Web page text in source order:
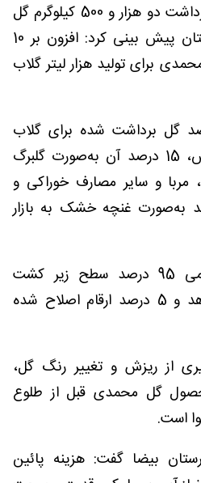
وی با اشاره به میانگین برداشت دو هزار و 500 کیلوگرم گل
محمدی در هر هکتار گلستان پیش بینی کرد: افزون بر 10
برای تولید هزار لیتر گلاب
بیان کرد: 80 درصد گل برداشت شده برای گلاب
گیری سنتی و تهیه اسانس، 15 درصد آن به‌صورت گلبرگ
و سایر مصارف خوراکی و
و حدود 5 درصد به‌صورت غنچه خشک به بازار
وی اضافه کرد: ارقام بومی 95 درصد سطح زیر کشت
شهرستان را تشکیل می‌دهد و 5 درصد ارقام اصلاح شده
از ریزش و تغییر رنگ گل،
گل محمدی قبل از طلوع
است.
بیضا گفت: هزینه پائین